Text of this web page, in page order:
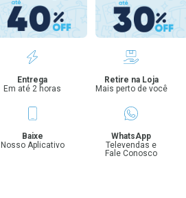
Entrega
Em até 2 horas
Retire na Loja
Mais perto de você
Baixe
Nosso Aplicativo
WhatsApp
Televendas e
Fale Conosco